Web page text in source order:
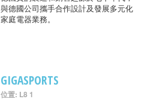
與德國公司攜手合作設計及發展多元化
家庭電器業務。
GIGASPORTS
位置: L8 1